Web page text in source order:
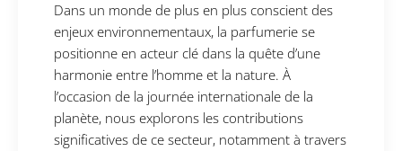
Dans un monde de plus en plus conscient des
enjeux environnementaux, la parfumerie se
positionne en acteur clé dans la quête d’une
harmonie entre l’homme et la nature. À
l’occasion de la journée internationale de la
planète, nous explorons les contributions
significatives de ce secteur, notamment à travers